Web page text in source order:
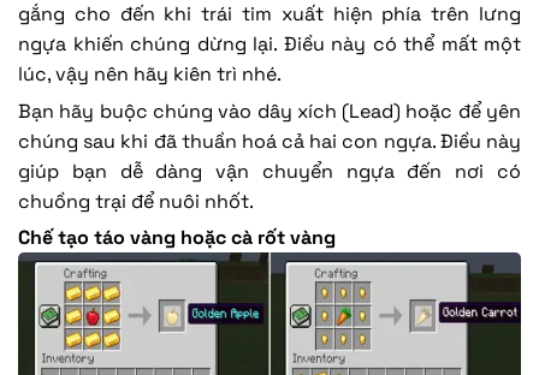
gắng cho đến khi trái tim xuất hiện phía trên lưng
ngựa khiến chúng dừng lại. Điều này có thể mất một
lúc, vậy nên hãy kiên trì nhé.
Bạn hãy buộc chúng vào dây xích (Lead) hoặc để yên
chúng sau khi đã thuần hoá cả hai con ngựa. Điều này
giúp bạn dễ dàng vận chuyển ngựa đến nơi có
chuồng trại để nuôi nhốt.
Chế tạo táo vàng hoặc cà rốt vàng